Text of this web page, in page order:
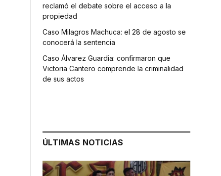
reclamó el debate sobre el acceso a la
propiedad
Caso Milagros Machuca: el 28 de agosto se
conocerá la sentencia
Caso Álvarez Guardia: confirmaron que
Victoria Cantero comprende la criminalidad
de sus actos
ÚLTIMAS NOTICIAS